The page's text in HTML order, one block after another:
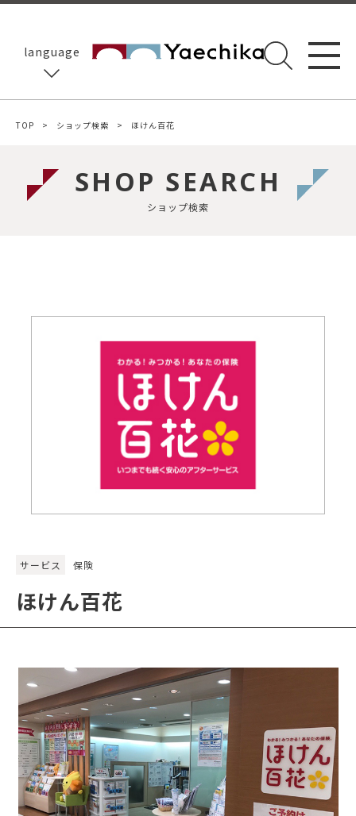
language
TOP ショップ検索 ほけん百花
SHOP SEARCH
ショップ検索
サービス 保険
ほけん百花